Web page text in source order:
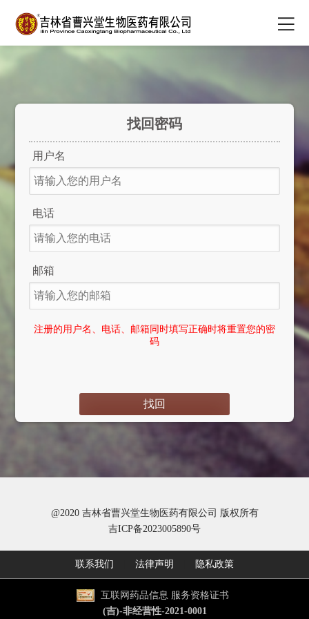
找回密码
用户名
电话
邮箱
注册的用户名、电话、邮箱同时填写正确时将重置您的密
码
找回
@2020 吉林省曹兴堂生物医药有限公司 版权所有
吉ICP备2023005890号
联系我们 法律声明 隐私政策
互联网药品信息 服务资格证书
(吉)-非经营性-2021-0001